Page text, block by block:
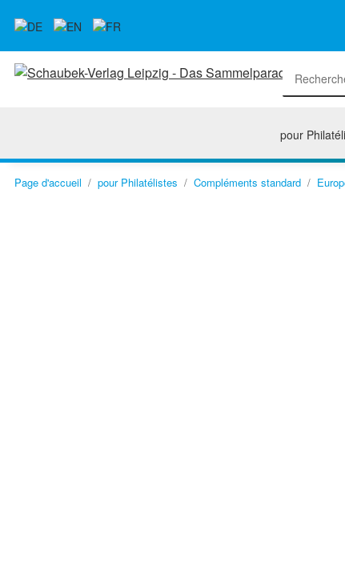
pour
Page d'accueil pour Philatélistes Compléments standard